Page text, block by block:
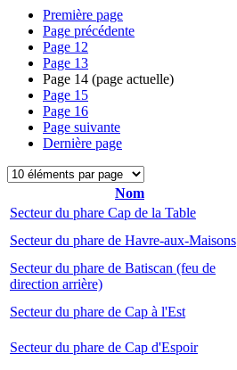
Première page
Page précédente
Page 12
Page 13
Page 14 (page actuelle)
Page 15
Page 16
Page suivante
Dernière page
Nom
Secteur du phare Cap de la Table
Secteur du phare de Havre-aux-Maisons
Secteur du phare de Batiscan (feu de
direction arrière)
Secteur du phare de Cap à l'Est
Secteur du phare de Cap d'Espoir